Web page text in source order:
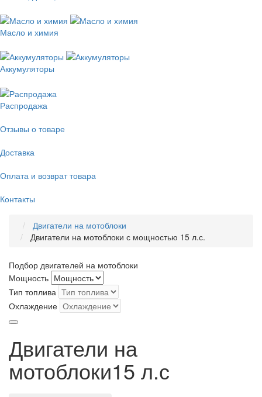
Масло и химия
Аккумуляторы
Распродажа
Отзывы о товаре
Доставка
Оплата и возврат товара
Контакты
Двигатели на мотоблоки
Двигатели на мотоблоки с мощностью 15 л.с.
Подбор двигателей на мотоблоки
Мощность
Тип топлива
Охлаждение
Двигатели на
мотоблоки15 л.с